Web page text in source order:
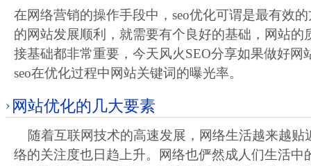
在网络营销的操作手段中，seo优化可谓是最有效
的网站发展顺利，就需要有个良好的基础，网站的
接基础都非常重要，今天风火SEO分享如果做好网
seo在优化过程中网站关键词的曝光率。
网站优化的几大要素
随着互联网技术的高速发展，网络生活越来越贴
络的关注度也日趋上升。网络也俨然成人们生活中